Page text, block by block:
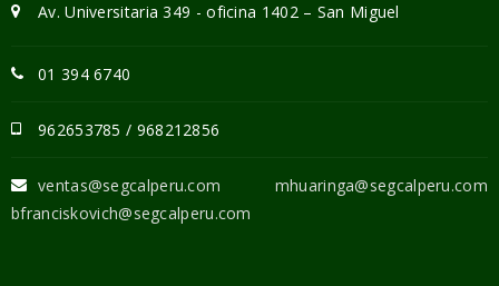
Av. Universitaria 349 - oficina 1402 – San Miguel
01 394 6740
962653785 / 968212856
ventas@segcalperu.com mhuaringa@segcalperu.com
bfranciskovich@segcalperu.com